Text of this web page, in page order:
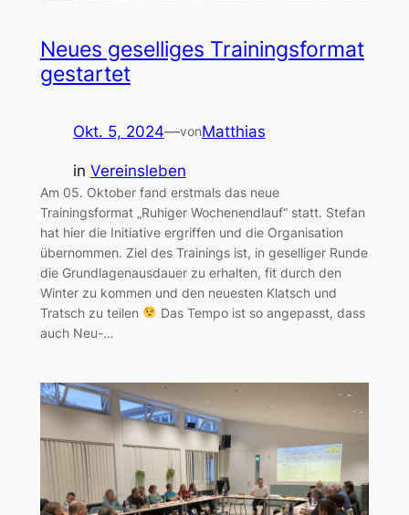
Neues geselliges Trainingsformat
gestartet
Okt. 5, 2024—vonMatthias
in Vereinsleben
Am 05. Oktober fand erstmals das neue
Trainingsformat „Ruhiger Wochenendlauf“ statt. Stefan
hat hier die Initiative ergriffen und die Organisation
übernommen. Ziel des Trainings ist, in geselliger Runde
die Grundlagenausdauer zu erhalten, fit durch den
Winter zu kommen und den neuesten Klatsch und
Tratsch zu teilen
Das Tempo ist so angepasst, dass
auch Neu-…